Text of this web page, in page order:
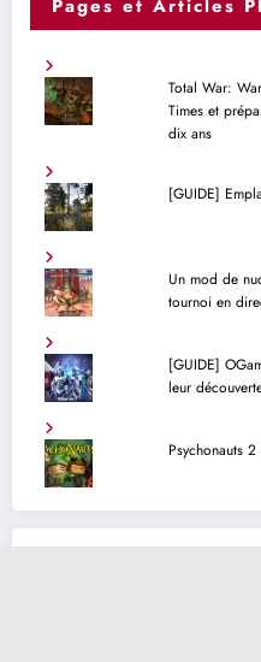
Pages et Articles
Total War:
Times et
dix ans
[GUIDE]
Un mod de
tournoi en
[GUIDE]
leur
Psychonauts